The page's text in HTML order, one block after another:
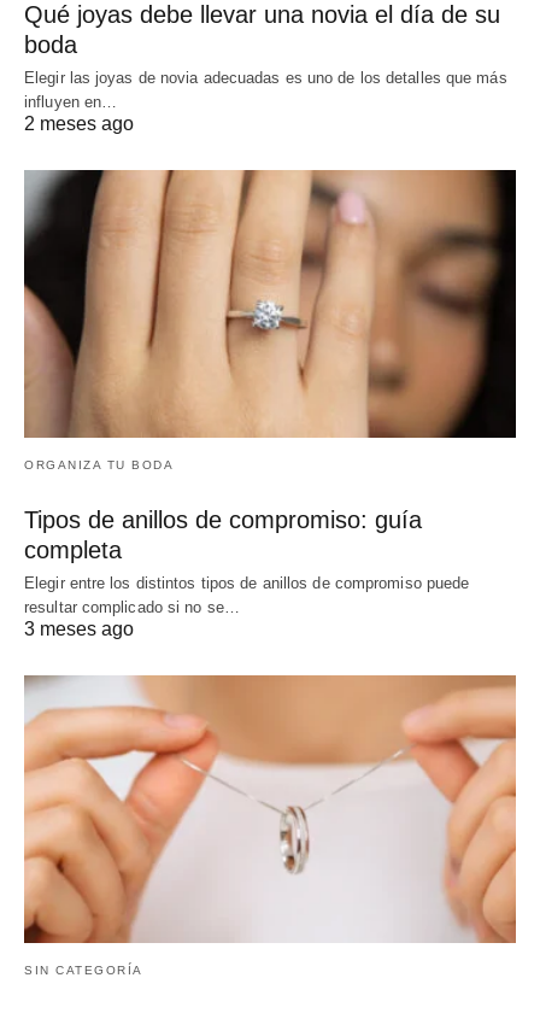
Qué joyas debe llevar una novia el día de su
boda
Elegir las joyas de novia adecuadas es uno de los detalles que más
influyen en…
2 meses ago
ORGANIZA TU BODA
Tipos de anillos de compromiso: guía
completa
Elegir entre los distintos tipos de anillos de compromiso puede
resultar complicado si no se…
3 meses ago
SIN CATEGORÍA